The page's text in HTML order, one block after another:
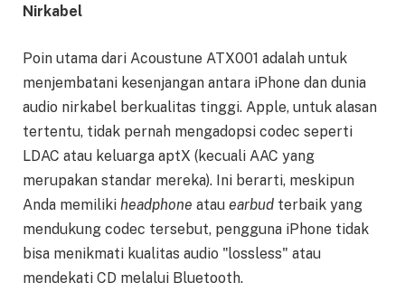
Nirkabel
Poin utama dari Acoustune ATX001 adalah untuk
menjembatani kesenjangan antara iPhone dan dunia
audio nirkabel berkualitas tinggi. Apple, untuk alasan
tertentu, tidak pernah mengadopsi codec seperti
LDAC atau keluarga aptX (kecuali AAC yang
merupakan standar mereka). Ini berarti, meskipun
Anda memiliki headphone atau earbud terbaik yang
mendukung codec tersebut, pengguna iPhone tidak
bisa menikmati kualitas audio "lossless" atau
mendekati CD melalui Bluetooth.